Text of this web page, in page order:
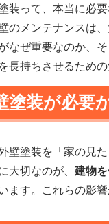
装って、本当に必
のメンテナンスは
なぜ重要なのか、
長持ちさせるための
塗装が必要
壁塗装を「家の見
大切なのが、 建物
ます。これらの影